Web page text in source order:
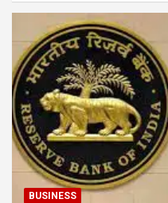
BUSINESS